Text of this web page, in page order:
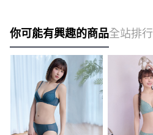
你可能有興趣的商品全站排行